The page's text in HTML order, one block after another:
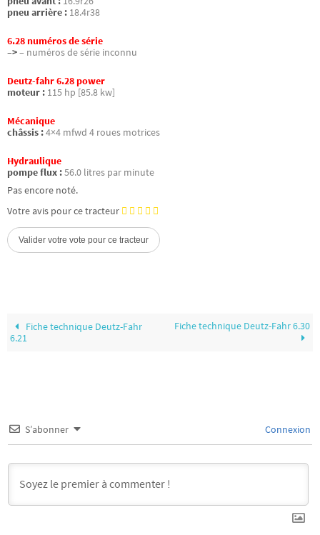
pneu arrière : 18.4r38
6.28 numéros de série
–>– numéros de série inconnu
Deutz-fahr 6.28 power
moteur : 115 hp [85.8 kw]
Mécanique
châssis :4×4 mfwd 4 roues motrices
Hydraulique
pompe flux :56.0 litres par minute
Pas encore noté.
Votre avis pour ce tracteur
Fiche technique Deutz-Fahr
6.21
Fiche technique Deutz-Fahr 6.30
S’abonner Connexion